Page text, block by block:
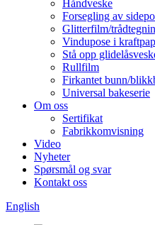
Håndveske
Forsegling av
Glitterfilm/
Vindupose i
Stå opp
Rullfilm
Firkantet bunn/
Universal bakeserie
Om oss
Sertifikat
Fabrikkomvisning
Video
Nyheter
Spørsmål og svar
Kontakt oss
English